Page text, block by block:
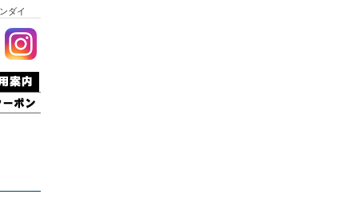
ダイ